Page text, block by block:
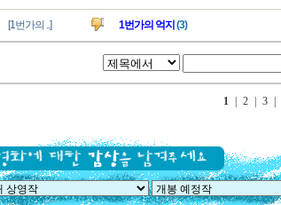
[1번가의 ..] 1번가의 억지(3)
1 | 2 | 3 |